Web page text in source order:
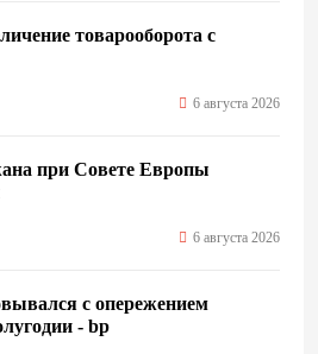
товарооборота с
6 августа 2026
при Совете Европы
6 августа 2026
с опережением
- bp